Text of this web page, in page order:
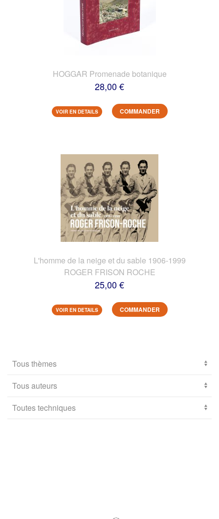
HOGGAR Promenade botanique
28,00 €
VOIR EN DETAILS COMMANDER
L'homme de la neige et du sable 1906-1999
ROGER FRISON ROCHE
25,00 €
VOIR EN DETAILS COMMANDER